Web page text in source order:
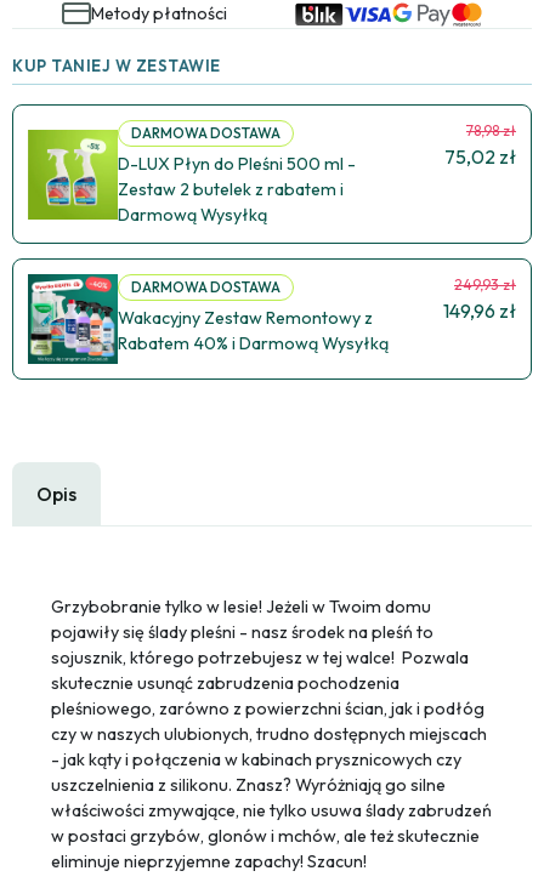
Metody płatności
KUP TANIEJ W ZESTAWIE
DARMOWA DOSTAWA
D-LUX Płyn do Pleśni 500 ml -
Zestaw 2 butelek z rabatem i
Darmową Wysyłką
78,98 zł
75,02 zł
DARMOWA DOSTAWA
Wakacyjny Zestaw Remontowy z
Rabatem 40% i Darmową Wysyłką
249,93 zł
149,96 zł
Opis
Grzybobranie tylko w lesie! Jeżeli w Twoim domu
pojawiły się ślady pleśni - nasz środek na pleśń to
sojusznik, którego potrzebujesz w tej walce! Pozwala
skutecznie usunąć zabrudzenia pochodzenia
pleśniowego, zarówno z powierzchni ścian, jak i podłóg
czy w naszych ulubionych, trudno dostępnych miejscach
- jak kąty i połączenia w kabinach prysznicowych czy
uszczelnienia z silikonu. Znasz? Wyróżniają go silne
właściwości zmywające, nie tylko usuwa ślady zabrudzeń
w postaci grzybów, glonów i mchów, ale też skutecznie
eliminuje nieprzyjemne zapachy! Szacun!